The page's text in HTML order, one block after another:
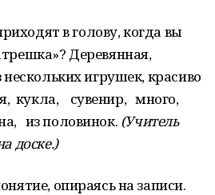
в голову, когда вы
Деревянная,
игрушек, красиво
кукла, сувенир, много,
из половинок. (Учитель
доске.)
опираясь на записи.